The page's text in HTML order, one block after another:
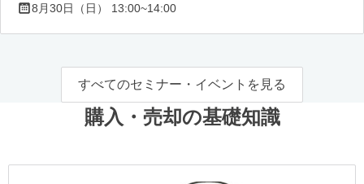
8月30日（日） 13:00~14:00
すべてのセミナー・イベントを見る
購入・売却の基礎知識